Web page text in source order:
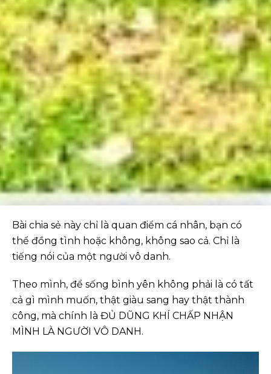
Bài chia sẻ này chỉ là quan điểm cá nhân, bạn có
thể đồng tình hoặc không, không sao cả. Chỉ là
tiếng nói của một người vô danh.
Theo mình, để sống bình yên không phải là có tất
cả gì mình muốn, thật giàu sang hay thật thành
công, mà chính là ĐỦ DŨNG KHÍ CHẤP NHẬN
MÌNH LÀ NGƯỜI VÔ DANH.